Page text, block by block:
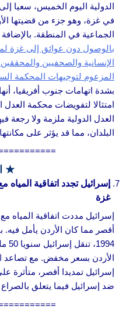
الدولية اليوم الخميس، سعيا
في غزة، وهو جزء من قضيتها
الجماعية في المنطقة.
بالوصول دون عوائق إلى غزة
الإنسانية والصحفيين
المزعوم لتوجيهات المحكمة
بشدة اتهامات جنوب أفريقيا،
امتثالا لتفويضات محكمة
العدل الدولية ملزمة ولا رجعة
البلدان، مما قد يؤثر على
★
إسرائيل تجدد اتفاقية
غزة
إسرائيل مددت اتفاقية المياه
أقصر مما كان الأردن يأمل فيه.
الأردن بسعر مخفض. مع تصاعد
إسرائيل تمديدا أقصر، متأثرة
ضد إسرائيل فيما يتعلق